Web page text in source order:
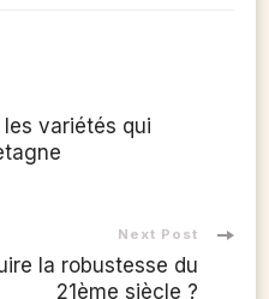
variétés qui
Next Post
la robustesse du
21ème siècle ?